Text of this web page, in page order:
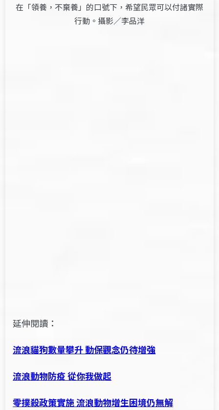
在「領養，不棄養」的口號下，希望民眾可以付諸實際
行動。攝影／李品洋
延伸閱讀：
流浪貓狗數量攀升 動保觀念仍待增強
流浪動物防疫 從你我做起
零撲殺政策實施 流浪動物增生困境仍無解